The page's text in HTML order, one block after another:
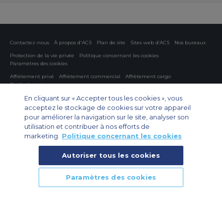
Contactez-nous À propos d'ACS Plan de site Sites web d’ACS
Nos bureaux
Protection de la vie privée
Politique concernant les cookies
Paramètres des cookies
Affrètement privé
Affrètement commercial
Affrètement cargo
Guide des avions
Private Charter App
© 2026 Air Charter Service | 102 Boulevard de Sébastopol, 75003 Paris,
En cliquant sur « Accepter tous les cookies », vous
acceptez le stockage de cookies sur votre appareil
pour améliorer la navigation sur le site, analyser son
utilisation et contribuer à nos efforts de
marketing.
Politique concernant les cookies
Autoriser tous les cookies
Paramètres des cookies